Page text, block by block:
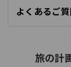
よくあるご
旅の計